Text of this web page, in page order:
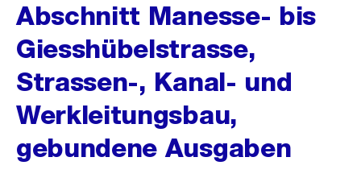
Abschnitt Manesse- bis
Giesshübelstrasse,
Strassen-, Kanal- und
Werkleitungsbau,
gebundene Ausgaben